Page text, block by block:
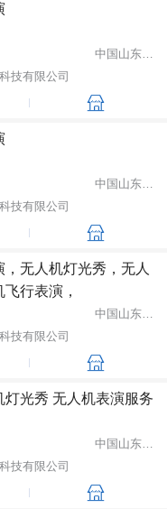
中国山东省潍坊市
技有限公司
中国山东省潍坊市
技有限公司
无人机灯光秀，无人
行表演，
中国山东省潍坊市
技有限公司
光秀 无人机表演服务
中国山东省潍坊市
技有限公司